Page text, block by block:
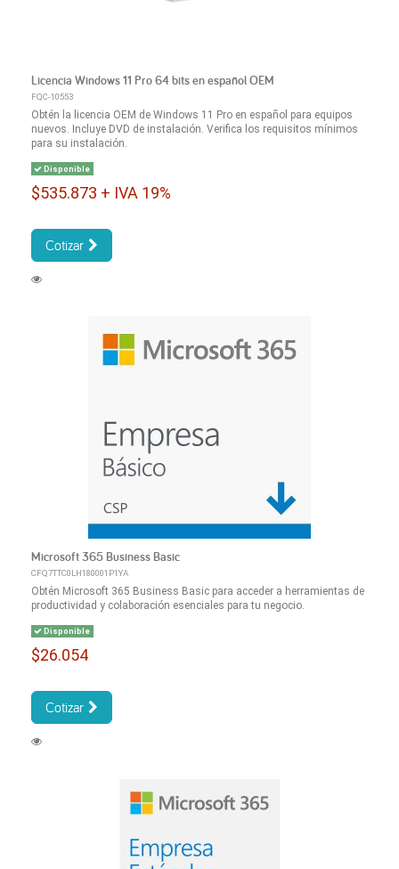
Licencia Windows 11 Pro 64 bits en español OEM
FQC-10553
Obtén la licencia OEM de Windows 11 Pro en español para equipos
nuevos. Incluye DVD de instalación. Verifica los requisitos mínimos
para su instalación.
Disponible
$535.873 + IVA 19%
Cotizar
Microsoft 365 Business Basic
CFQ7TTC0LH180001P1YA
Obtén Microsoft 365 Business Basic para acceder a herramientas de
productividad y colaboración esenciales para tu negocio.
Disponible
$26.054
Cotizar